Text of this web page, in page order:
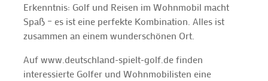
Erkenntnis: Golf und Reisen im Wohnmobil macht
Spaß – es ist eine perfekte Kombination. Alles ist
zusammen an einem wunderschönen Ort.
Auf www.deutschland-spielt-golf.de finden
interessierte Golfer und Wohnmobilisten eine